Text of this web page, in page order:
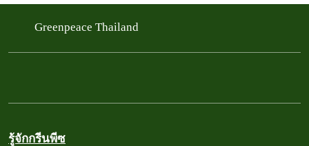
Greenpeace Thailand
รู้จักกรีนพีซ